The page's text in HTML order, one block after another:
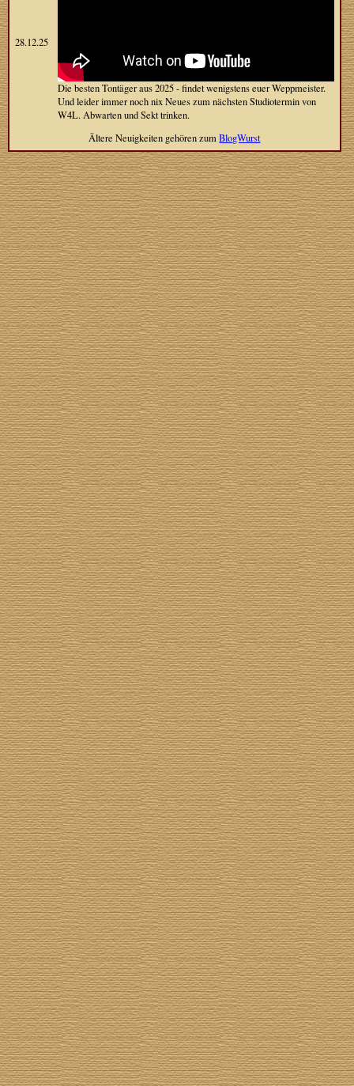
28.12.25
Die besten Tontäger aus 2025 - findet wenigstens euer Weppmeister.
Und leider immer noch nix Neues zum nächsten Studiotermin von
W4L. Abwarten und Sekt trinken.
Ältere Neuigkeiten gehören zumBlogWurst